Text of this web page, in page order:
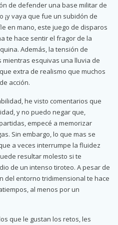
de defender una base militar de
¡y vaya que fue un subidón de
en mano, este juego de disparos
te hace sentir el fragor de la
Además, la tensión de
mientras esquivas una lluvia de
extra de realismo que muchos
acción.
he visto comentarios que
y no puedo negar que,
empecé a memorizar
Sin embargo, lo que mas se
a veces interrumpe la fluidez
resultar molesto si te
de un intenso tiroteo. A pesar de
del entorno tridimensional te hace
al menos por un
que le gustan los retos, les